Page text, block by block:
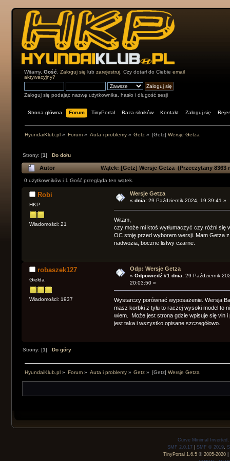
Witamy,Gość .Zaloguj się lubzarejestruj . Czy dotarł do Ciebieemail
aktywacyjny?
Zaloguj się podając nazwę użytkownika, hasło i długość sesji
Strona główna Forum TinyPortal Baza silników Kontakt Zaloguj się
HyundaiKlub.pl» Forum» Auta i problemy» Getz » [Getz] Wersje Getza
Strony: [1] Do dołu
Autor Wątek: [Getz] Wersje Getza (Przeczytany 8363
0 użytkowników i 1 Gość przegląda ten wątek.
Robi
HKP
Wiadomości: 21
Wersje Getza
«dnia: 29 Październik 2024, 19:39:41 »
Witam,
czy może mi ktoś wytłumaczyć czy różni się
OC stoję przed wyborem wersji. Mam Getza
nadwozia, boczne listwy czarne.
robaszek127
Giełda
Wiadomości: 1937
Odp: Wersje Getza
«Odpowiedź #1 dnia: 29 Październik
20:03:50 »
Wystarczy porównać wyposażenie. Wersja
masz korbki z tyłu to raczej wysoki model to
wiem. Może jest strona gdzie wpisuje się vin
jest taka i wszystko opisane szczegółowo.
Strony: [1]Do góry
HyundaiKlub.pl» Forum» Auta i problemy» Getz » [Getz] Wersje Getza
Curve Minimal
SMF 2.0.17 |SMF © 2019,
TinyPortal 1.6.5© 2005-2020|